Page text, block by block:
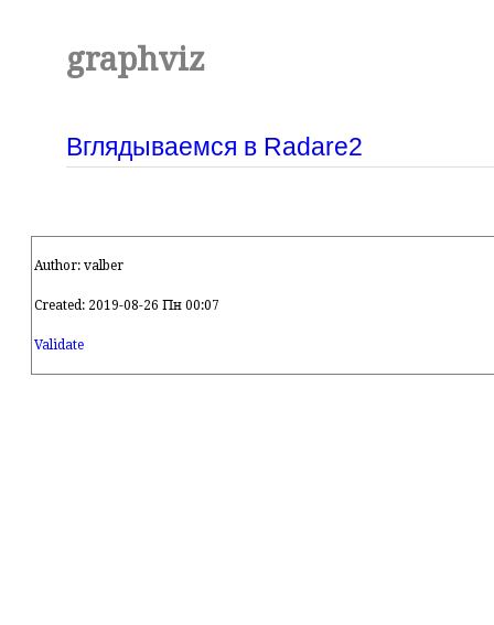
graphviz
Вглядываемся в Radare2
Author: valber
Created: 2019-08-26 Пн 00:07
Validate